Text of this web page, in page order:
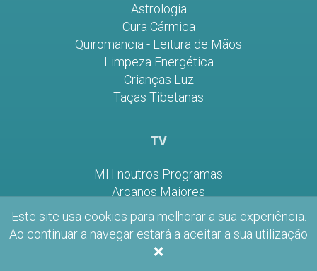
Astrologia
Cura Cármica
Quiromancia - Leitura de Mãos
Limpeza Energética
Crianças Luz
Taças Tibetanas
TV
MH noutros Programas
Arcanos Maiores
Arcanos Menores - Paus
Arcanos Menores - Copas
Arcanos Menores - Espadas
Este site usa cookies para melhorar a sua experiência.
Ao continuar a navegar estará a aceitar a sua utilização
×